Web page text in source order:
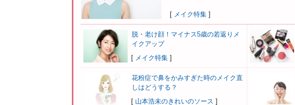
[ メイク特集 ]
脱・老け顔！マイナス5歳の若返りメ
イクアップ
[ メイク特集 ]
花粉症で鼻をかみすぎた時のメイク直
しはどうする？
[ 山本浩未のきれいのソース ]